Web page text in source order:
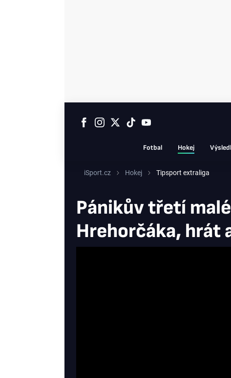
Fotbal Hokej
iSport.cz Hokej Tipsport extraliga
Pánikův třetí
Hrehorčáka, hrát